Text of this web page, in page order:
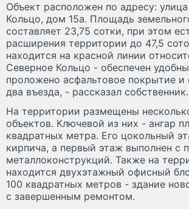
Объект расположен по адресу:
Кольцо, дом 15а. Площадь
составляет 23,75 сотки, при этом
расширения территории до 47,5
находится на красной линии
Северное Кольцо - обеспечен
проложено асфальтовое покрытие и
два въезда, - рассказал собственник.
На территории размещены
объектов. Ключевой из них - ангар
квадратных метра. Его цокольный
кирпича, а первый этаж выполнен с
металлоконструкций. Также на
находится двухэтажный офисный
100 квадратных метров - здание
с завершенным ремонтом.